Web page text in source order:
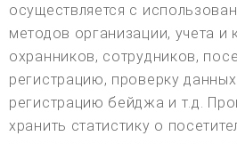
осуществляется с
методов организации, учета и
охранников, сотрудников,
регистрацию, проверку данных
регистрацию бейджа и т.д.
хранить статистику о